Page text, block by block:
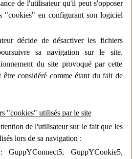
de l'utilisateur qu'il peut s'opposer
"cookies" en configurant son logiciel
décide de désactiver les fichiers
sa navigation sur le site.
du site provoqué par cette
considéré comme étant du fait de
"cookies" utilisés par le site
de l'utilisateur sur le fait que les
lors de sa navigation :
GuppYCookie5,